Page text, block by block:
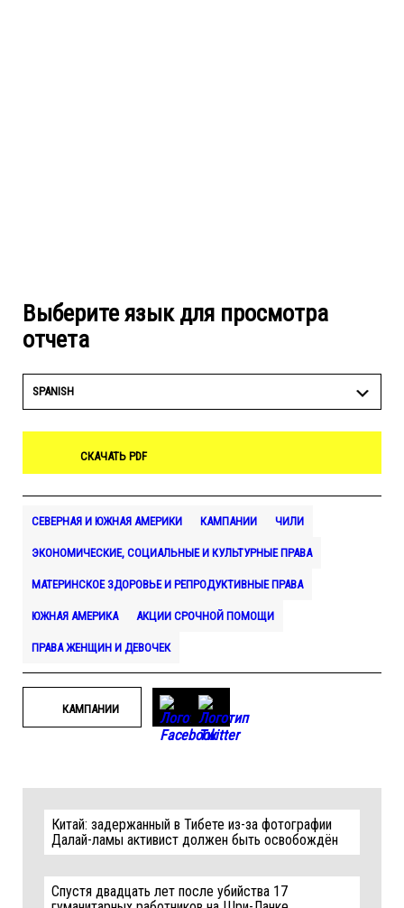
Выберите язык для просмотра
отчета
SPANISH
СКАЧАТЬ PDF
СЕВЕРНАЯ И ЮЖНАЯ АМЕРИКИ КАМПАНИИ ЧИЛИ
ЭКОНОМИЧЕСКИЕ, СОЦИАЛЬНЫЕ И КУЛЬТУРНЫЕ ПРАВА
МАТЕРИНСКОЕ ЗДОРОВЬЕ И РЕПРОДУКТИВНЫЕ ПРАВА
ЮЖНАЯ АМЕРИКА АКЦИИ СРОЧНОЙ ПОМОЩИ
ПРАВА ЖЕНЩИН И ДЕВОЧЕК
КАМПАНИИ
Китай: задержанный в Тибете из-за фотографии
Далай-ламы активист должен быть освобождён
Спустя двадцать лет после убийства 17